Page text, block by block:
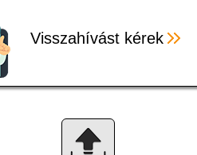
Visszahívást kérek